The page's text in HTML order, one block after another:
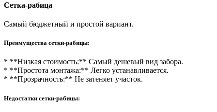
Сетка-рабица
Самый бюджетный и простой вариант.
Преимущества сетки-рабицы:
* **Низкая стоимость:** Самый дешевый вид забора.
* **Простота монтажа:** Легко устанавливается.
* **Прозрачность:** Не затеняет участок.
Недостатки сетки-рабицы: